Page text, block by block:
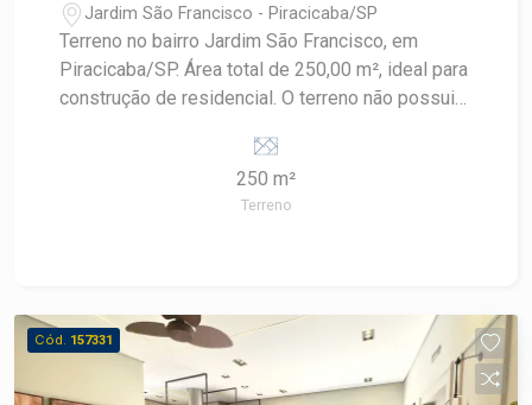
Jardim São Francisco - Piracicaba/SP
Terreno no bairro Jardim São Francisco, em
Piracicaba/SP. Área total de 250,00 m², ideal para
construção de residencial. O terreno não possui
próximo a comércios e serviços. Para mais
informações, entre em contato.
250 m²
Terreno
Cód. 157331